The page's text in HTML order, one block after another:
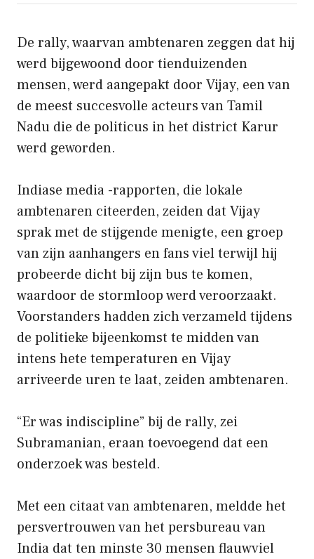
De rally, waarvan ambtenaren zeggen dat hij
werd bijgewoond door tienduizenden
mensen, werd aangepakt door Vijay, een van
de meest succesvolle acteurs van Tamil
Nadu die de politicus in het district Karur
werd geworden.
Indiase media -rapporten, die lokale
ambtenaren citeerden, zeiden dat Vijay
sprak met de stijgende menigte, een groep
van zijn aanhangers en fans viel terwijl hij
probeerde dicht bij zijn bus te komen,
waardoor de stormloop werd veroorzaakt.
Voorstanders hadden zich verzameld tijdens
de politieke bijeenkomst te midden van
intens hete temperaturen en Vijay
arriveerde uren te laat, zeiden ambtenaren.
“Er was indiscipline” bij de rally, zei
Subramanian, eraan toevoegend dat een
onderzoek was besteld.
Met een citaat van ambtenaren, meldde het
persvertrouwen van het persbureau van
India dat ten minste 30 mensen flauwviel